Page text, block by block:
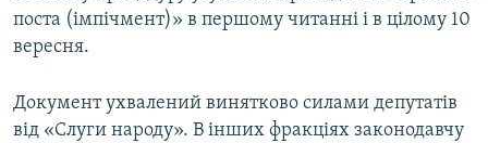
поста (імпічмент)» в першому читанні і в цілому 10
вересня.
Документ ухвалений винятково силами депутатів
від «Слуги народу». В інших фракціях законодавчу